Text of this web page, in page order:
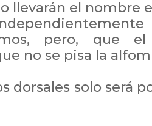
llevarán el nombre
pero,
no se pisa la
dorsales solo será